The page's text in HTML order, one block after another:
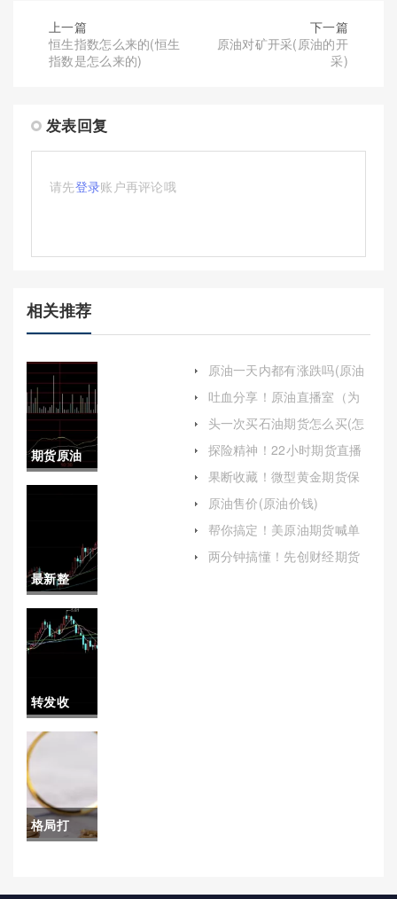
上一篇
恒生指数怎么来的(恒生
指数是怎么来的)
下一篇
原油对矿开采(原油的开
采)
发表回复
请先登录账户再评论哦
相关推荐
期货原油
上涨原因
上涨原因
是什么)
最新整
理！国内
期货保证
货保证金
太高可以
调吗)
转发收
藏！国内
金模式分
析(国内期
格局打
黄金喊单
原油一天内都有涨跌吗(原油
一天内都有涨跌吗为什么)
吐血分享！原油直播室（为
全球投资者提供更加优质、
高效的服务）
头一次买石油期货怎么买(怎
样买石油期货)
探险精神！22小时期货直播
间喊单(免费22小时原油直播
间)
果断收藏！微型黄金期货保
证金（帮助投资者更好地理
解和运用这一金融工具）
原油售价(原油价钱)
帮你搞定！美原油期货喊单
直播间(揭秘与解析)
两分钟搞懂！先创财经期货